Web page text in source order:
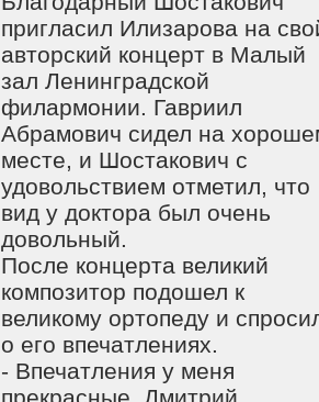
пригласил Илизарова на
авторский концерт в Малый
зал Ленинградской
филармонии. Гавриил
Абрамович сидел на
месте, и Шостакович с
удовольствием отметил, что
вид у доктора был очень
довольный.
После концерта великий
композитор подошел к
великому ортопеду и
о его впечатлениях.
- Впечатления у меня
прекрасные, Дмитрий